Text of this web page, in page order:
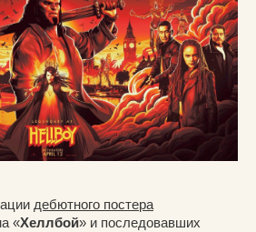
дебютного постера
«Хеллбой» и последовавших